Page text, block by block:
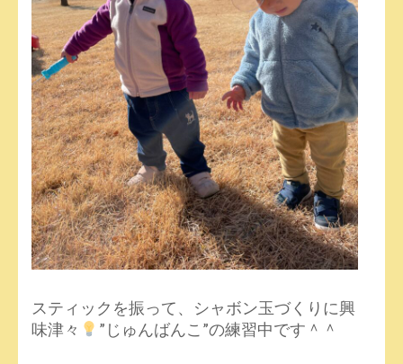
スティックを振って、シャボン玉づくりに興
味津々
”じゅんばんこ”の練習中です＾＾